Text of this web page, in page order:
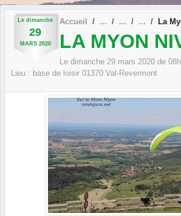
Le dimanche
29
MARS 2020
Accueil La
LA MYON
Le dimanche 29 mars 2020 de
Lieu : base de loisir 01370 Val-Revermont